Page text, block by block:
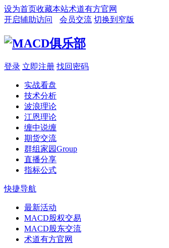
设为首页收藏本站术道有方官网
开启辅助访问
会员交流 切换到窄版
登录 立即注册 找回密码
实战看盘
技术分析
波浪理论
江恩理论
缠中说缠
期货交流
群组家园Group
直播分享
指标公式
快捷导航
最新活动
MACD股权交易
MACD股东交流
术道有方官网